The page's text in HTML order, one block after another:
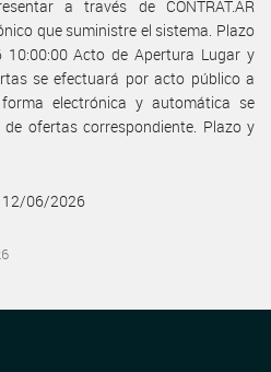
a través de CONTRAT.AR
que suministre el sistema. Plazo
Acto de Apertura Lugar y
se efectuará por acto público a
forma electrónica y automática se
ofertas correspondiente. Plazo y
12/06/2026